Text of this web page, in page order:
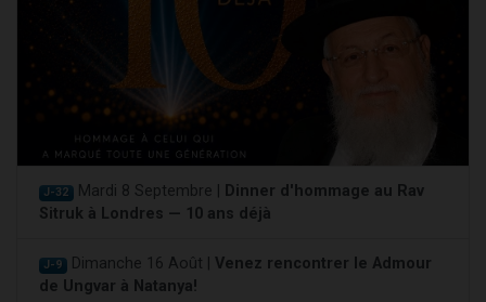
J-32 Mardi 8 Septembre | Dinner d'hommage au Rav
Sitruk à Londres — 10 ans déjà
J-9 Dimanche 16 Août | Venez rencontrer le Admour
de Ungvar à Natanya!